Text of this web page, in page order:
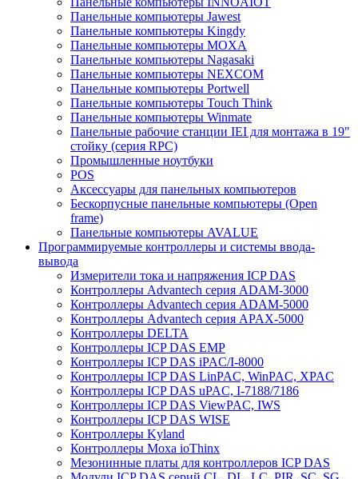
Панельные компьютеры Jawest
Панельные компьютеры Kingdy
Панельные компьютеры MOXA
Панельные компьютеры Nagasaki
Панельные компьютеры NEXCOM
Панельные компьютеры Portwell
Панельные компьютеры Touch Think
Панельные компьютеры Winmate
Панельные рабочие станции IEI для монтажа в 19"
стойку (серия RPC)
Промышленные ноутбуки
POS
Аксессуары для панельных компьютеров
Бескорпусные панельные компьютеры (Open
frame)
Панельные компьютеры AVALUE
Программируемые контроллеры и системы ввода-
вывода
Измерители тока и напряжения ICP DAS
Контроллеры Advantech серия ADAM-3000
Контроллеры Advantech серия ADAM-5000
Контроллеры Advantech серия APAX-5000
Контроллеры DELTA
Контроллеры ICP DAS EMP
Контроллеры ICP DAS iPAC/I-8000
Контроллеры ICP DAS LinPAC, WinPAC, XPAC
Контроллеры ICP DAS uPAC, I-7188/7186
Контроллеры ICP DAS ViewPAC, IWS
Контроллеры ICP DAS WISE
Контроллеры Kyland
Контроллеры Moxa ioThinx
Мезонинные платы для контроллеров ICP DAS